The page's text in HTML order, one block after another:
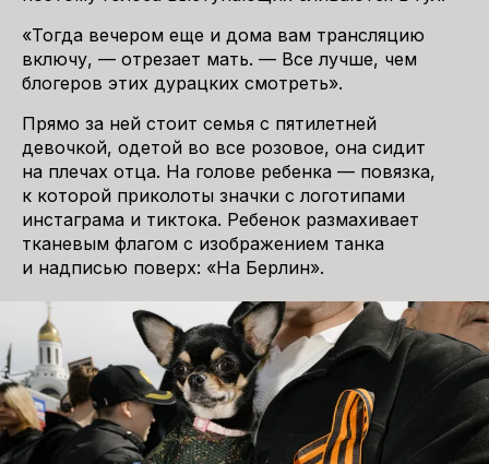
«Тогда вечером еще и дома вам трансляцию
включу, — отрезает мать. — Все лучше, чем
блогеров этих дурацких смотреть».
Прямо за ней стоит семья с пятилетней
девочкой, одетой во все розовое, она сидит
на плечах отца. На голове ребенка — повязка,
к которой приколоты значки с логотипами
инстаграма и тиктока. Ребенок размахивает
тканевым флагом с изображением танка
и надписью поверх: «На Берлин».